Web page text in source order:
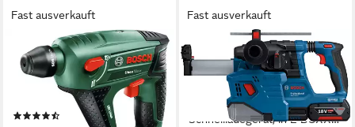
Fast ausverkauft
BOSCH HOME & GARDEN
Akku-Bohrhammer Uneo
Maxx, max. 900 U/min, (Set),
inkl. 1 Akku, Ladegerät, Koffer
Fast ausverkauft
BOSCH PROFESSIONAL
Akku-Bohrhammer »GBH
18V-22« mit SDS plus, Inkl.
2x Akku 4,0 Ah und
Schnellladegerät, in L-BOXX